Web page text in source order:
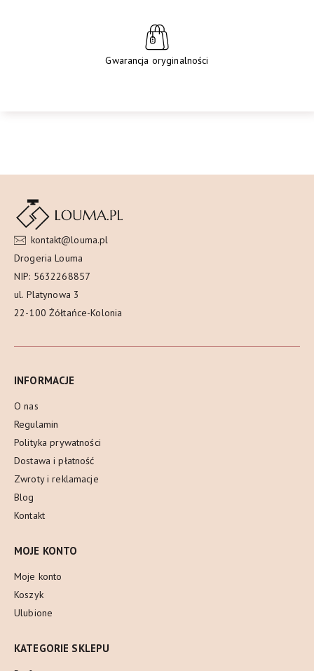
Gwarancja oryginalności
kontakt@louma.pl
Drogeria Louma
NIP: 5632268857
ul. Platynowa 3
22-100 Żółtańce-Kolonia
INFORMACJE
O nas
Regulamin
Polityka prywatności
Dostawa i płatność
Zwroty i reklamacje
Blog
Kontakt
MOJE KONTO
Moje konto
Koszyk
Ulubione
KATEGORIE SKLEPU